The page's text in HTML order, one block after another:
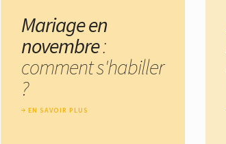
Mariage en
novembre:
comment s'habiller
?
EN SAVOIR PLUS